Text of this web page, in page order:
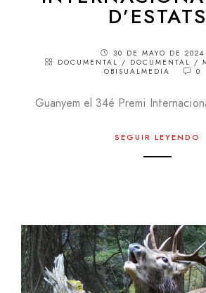
D’ESTATS
30 DE MAYO DE 2024
DOCUMENTAL / DOCUMENTAL /
OBISUALMEDIA
0
Guanyem el 34é Premi
SEGUIR LEYENDO